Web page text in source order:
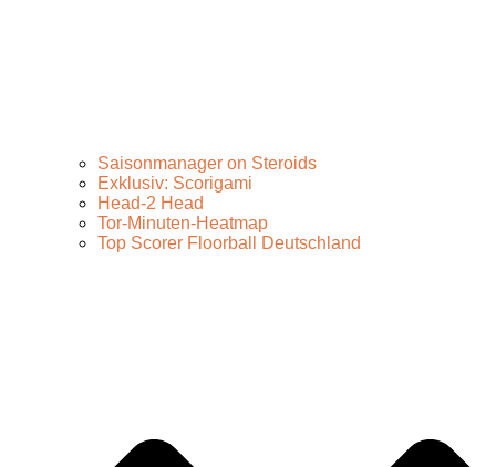
Saisonmanager on Steroids
Exklusiv: Scorigami
Head-2 Head
Tor-Minuten-Heatmap
Top Scorer Floorball Deutschland